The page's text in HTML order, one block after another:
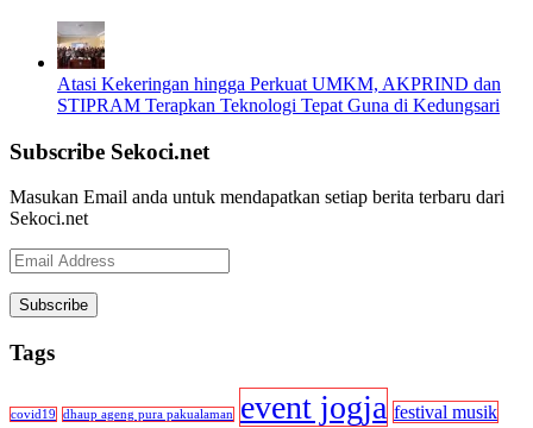
Atasi Kekeringan hingga Perkuat UMKM, AKPRIND dan
STIPRAM Terapkan Teknologi Tepat Guna di Kedungsari
Subscribe Sekoci.net
Masukan Email anda untuk mendapatkan setiap berita terbaru dari
Sekoci.net
Email
Tags
covid19 dhaup ageng pura pakualaman event jogja festival musik